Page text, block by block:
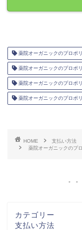
薬院オーガニックのプロポ
薬院オーガニックのプロポリ
薬院オーガニックのプロポ
薬院オーガニックのプロポ
HOME
支払い方法
薬院オーガニックのプ
カテゴリー
支払い方法